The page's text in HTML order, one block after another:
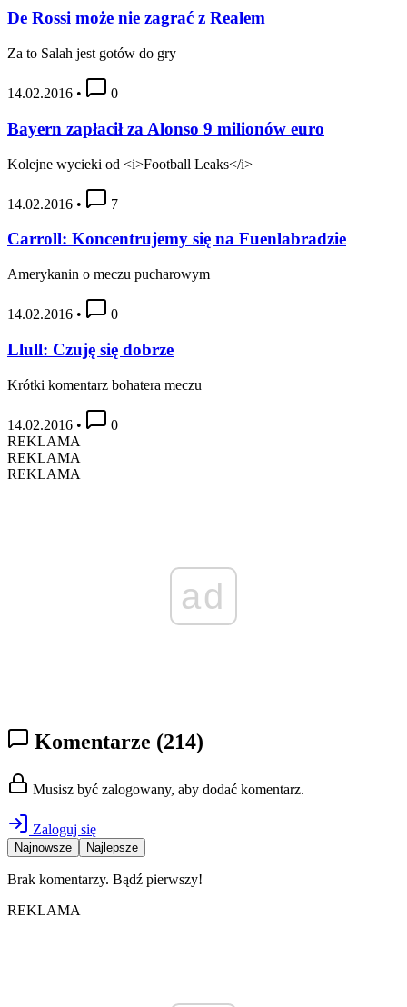
De Rossi może nie zagrać z Realem
Za to Salah jest gotów do gry
14.02.2016 • 0
Bayern zapłacił za Alonso 9 milionów euro
Kolejne wycieki od <i>Football Leaks</i>
14.02.2016 • 7
Carroll: Koncentrujemy się na Fuenlabradzie
Amerykanin o meczu pucharowym
14.02.2016 • 0
Llull: Czuję się dobrze
Krótki komentarz bohatera meczu
14.02.2016 •
0
REKLAMA
REKLAMA
REKLAMA
ad
Komentarze (214)
Musisz być zalogowany, aby dodać komentarz.
Zaloguj się
Najnowsze Najlepsze
Brak komentarzy. Bądź pierwszy!
REKLAMA